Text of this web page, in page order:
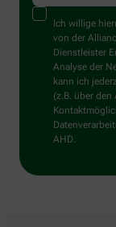
ein
Mensch?
Dann
wählen
Sie
bitte
den
Stern.
Ich willige
von der
Dienstleister
Analyse der
kann ich
(z.B. über
AHD.